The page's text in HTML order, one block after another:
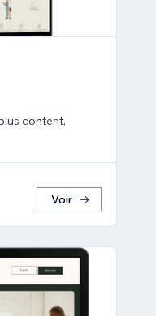
content,
Voir